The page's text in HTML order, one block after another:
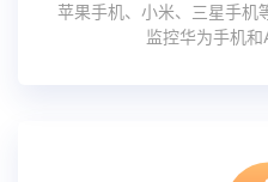
苹果手机、小米、三星手机
监控华为手机和